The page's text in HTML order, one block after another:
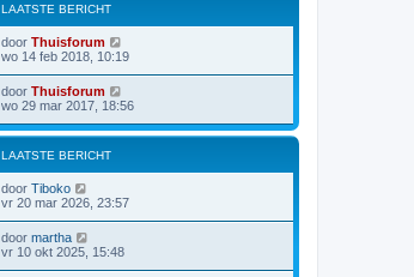
LAATSTE BERICHT
door Thuisforum
wo 14 feb 2018, 10:19
door Thuisforum
wo 29 mar 2017, 18:56
LAATSTE BERICHT
door Tiboko
vr 20 mar 2026, 23:57
door martha
vr 10 okt 2025, 15:48